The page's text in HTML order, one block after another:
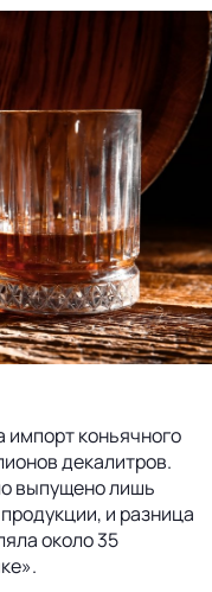
импорт коньячного
декалитров.
выпущено лишь
и разница
около 35